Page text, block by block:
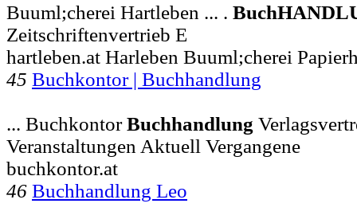
Buuml;cherei Hartleben ... .
Zeitschriftenvertrieb E
hartleben.at Harleben Buuml;cherei
45 Buchkontor | Buchhandlung
... BuchkontorBuchhandlung
Veranstaltungen Aktuell Vergangene
buchkontor.at
46 Buchhandlung Leo